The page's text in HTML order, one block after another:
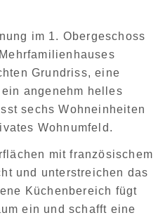
im 1. Obergeschoss
Grundriss, eine
angenehm helles
sechs Wohneinheiten
Wohnumfeld.
mit französischem
und unterstreichen das
Küchenbereich fügt
ein und schafft eine